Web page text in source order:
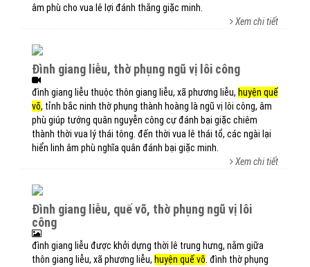
âm phù cho vua lê lợi đánh thắng giặc minh.
Xem chi tiết
đình giang liễu, thờ phụng ngũ vị lôi công
đình giang liễu thuộc thôn giang liễu, xã phương liễu, huyện quế
võ, tỉnh bắc ninh thờ phụng thành hoàng là ngũ vị lôi công, âm
phù giúp tướng quân nguyễn công cự đánh bại giặc chiêm
thành thời vua lý thái tông. đến thời vua lê thái tổ, các ngài lại
hiển linh âm phù nghĩa quân đánh bại giặc minh.
Xem chi tiết
đình giang liễu, quế võ, thờ phụng ngũ vị lôi
công
đình giang liễu được khởi dựng thời lê trung hưng, nằm giữa
thôn giang liễu, xã phương liễu, huyện quế võ . đình thờ phụng